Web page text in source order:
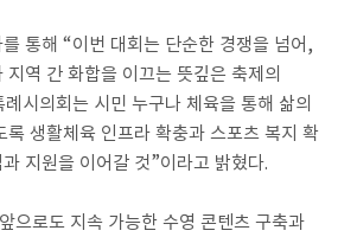
통해 “이번 대회는 단순한 경쟁을 넘어,
지역 간 화합을 이끄는 뜻깊은 축제의
례시의회는 시민 누구나 체육을 통해 삶의
록 생활체육 인프라 확충과 스포츠 복지 확
지원을 이어갈 것”이라고 밝혔다.
으로도 지속 가능한 수영 콘텐츠 구축과